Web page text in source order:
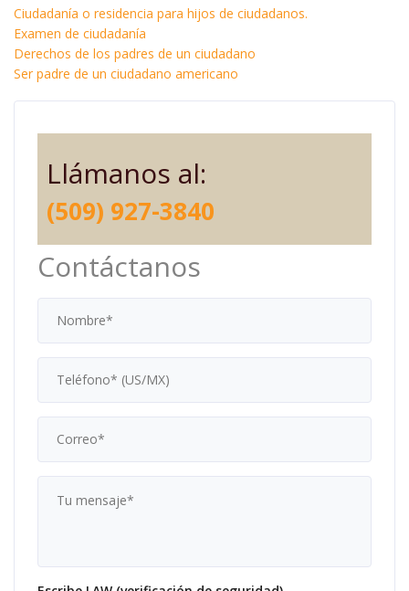
Ciudadanía o residencia para hijos de ciudadanos.
Examen de ciudadanía
Derechos de los padres de un ciudadano
Ser padre de un ciudadano americano
Llámanos al:
(509) 927-3840
Contáctanos